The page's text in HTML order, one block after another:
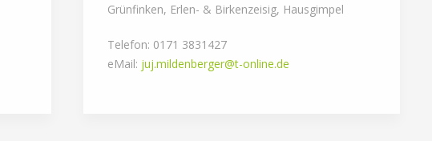
Grünfinken, Erlen- & Birkenzeisig, Hausgimpel
Telefon: 0171 3831427
eMail: juj.mildenberger@t-online.de